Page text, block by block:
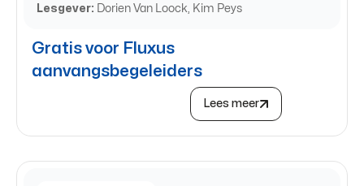
Lesgever: Dorien Van Loock, Kim Peys
Gratis voor Fluxus
aanvangsbegeleiders
Lees meer